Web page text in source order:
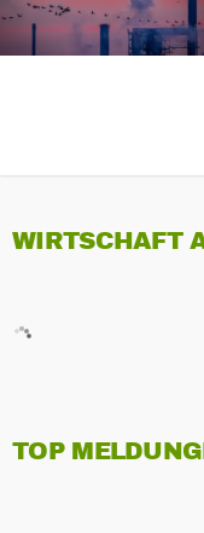
WIRTSCHAFT
TOP